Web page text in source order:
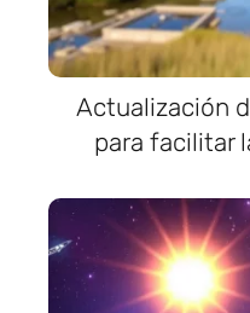
Actualización
para facilitar